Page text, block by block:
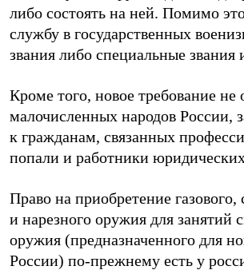
либо состоять на ней. Помимо
службу в государственных
звания либо специальные
Кроме того, новое требование
малочисленных народов
к гражданам, связанных
попали и работники
Право на приобретение газового,
и нарезного оружия для занятий
оружия (предназначенного для
России) по-прежнему есть у